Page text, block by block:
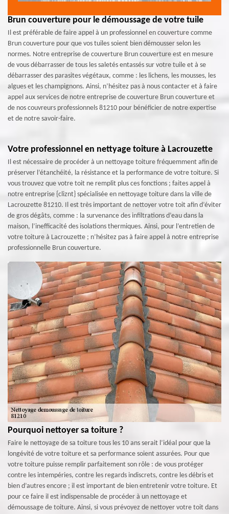
Brun couverture pour le démoussage de votre tuile
Il est préférable de faire appel à un professionnel en couverture comme
Brun couverture pour que vos tuiles soient bien démousser selon les
normes. Notre entreprise de couverture Brun couverture est en mesure
de vous débarrasser de tous les saletés entassés sur votre tuile et à se
débarrasser des parasites végétaux, comme : les lichens, les mousses, les
algues et les champignons. Ainsi, n’hésitez pas à nous contacter et à faire
appel aux services de notre entreprise de couverture Brun couverture et
de nos couvreurs professionnels 81210 pour bénéficier de notre expertise
et de notre savoir-faire.
Votre professionnel en nettyage toiture à Lacrouzette
Il est nécessaire de procéder à un nettoyage toiture fréquemment afin de
préserver l’étanchéité, la résistance et la performance de votre toiture. Si
vous trouvez que votre toit ne remplit plus ces fonctions ; faites appel à
notre entreprise {cliznt} spécialisée en nettoyage toiture dans la ville de
Lacrouzette 81210. Il est très important de nettoyer votre toit afin d’éviter
de gros dégâts, comme : la survenance des infiltrations d’eau dans la
maison, l’inefficacité des isolations thermiques. Ainsi, pour l’entretien de
votre toiture à Lacrouzette ; n’hésitez pas à faire appel à notre entreprise
professionnelle Brun couverture.
Pourquoi nettoyer sa toiture ?
Faire le nettoyage de sa toiture tous les 10 ans serait l’idéal pour que la
longévité de votre toiture et sa performance soient assurées. Pour que
votre toiture puisse remplir parfaitement son rôle : de vous protéger
contre les intempéries, contre les regards indiscrets, contre les débris et
bien d’autres encore ; il est important de bien entretenir votre toiture. Et
pour ce faire il est indispensable de procéder à un nettoyage et
démoussage de toiture. Ainsi, si vous prévoyez de nettoyer votre toit dans